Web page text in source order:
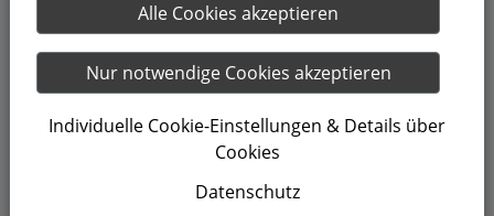
Fast Learning Tenniskurs
für Senior:innen in Norden
Fast Learning Kurs I – für die S-Klasse
Alle Cookies akzeptieren
Nur notwendige Cookies akzeptieren
Individuelle Cookie-Einstellungen & Details über
Cookies
Datenschutz